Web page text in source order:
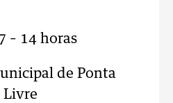
– 14 horas
de Ponta
Livre